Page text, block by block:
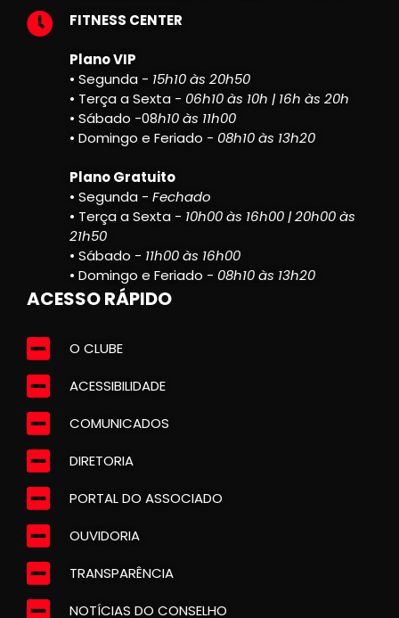
FITNESS CENTER
Plano VIP
• Segunda - 15h10 às 20h50
• Terça a Sexta - 06h10 às 10h | 16h às 20h
• Sábado -08h10 às 11h00
• Domingo e Feriado - 08h10 às 13h20
Plano Gratuito
• Segunda - Fechado
• Terça a Sexta - 10h00 às 16h00 | 20h00 às
21h50
• Sábado - 11h00 às 16h00
• Domingo e Feriado - 08h10 às 13h20
ACESSO RÁPIDO
O CLUBE
ACESSIBILIDADE
COMUNICADOS
DIRETORIA
PORTAL DO ASSOCIADO
OUVIDORIA
TRANSPARÊNCIA
NOTÍCIAS DO CONSELHO